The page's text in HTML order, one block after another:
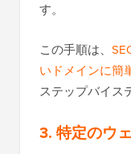
す。
この手順は、
いドメインに簡
ステップバイス
3. 特定のウ